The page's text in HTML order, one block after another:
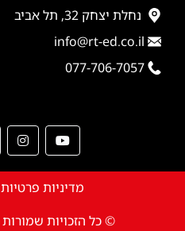
נחלת יצחק 32, תל אביב
info@rt-ed.co.il
077-706-7057
מדיניות פרטיות
© כל הזכויות שמורות Real Time Group